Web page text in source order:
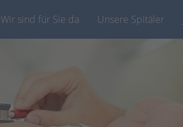
Wir sind für Sie da Unsere Spitäler